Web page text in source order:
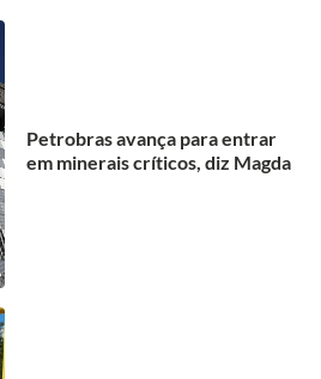
Petrobras avança para entrar
em minerais críticos, diz Magda